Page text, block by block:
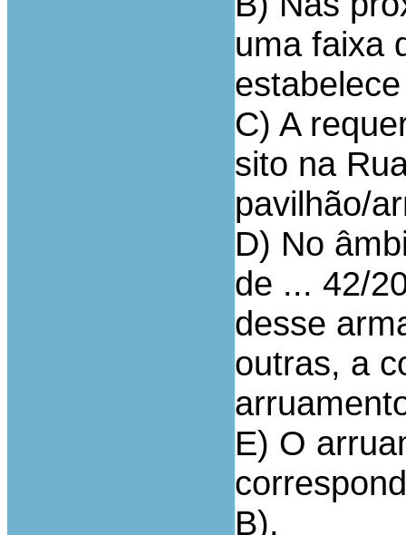
uma faixa
C) A
sito na
pavilhão/
D) No
de ... 42/
desse
outras, a
E) O
B).